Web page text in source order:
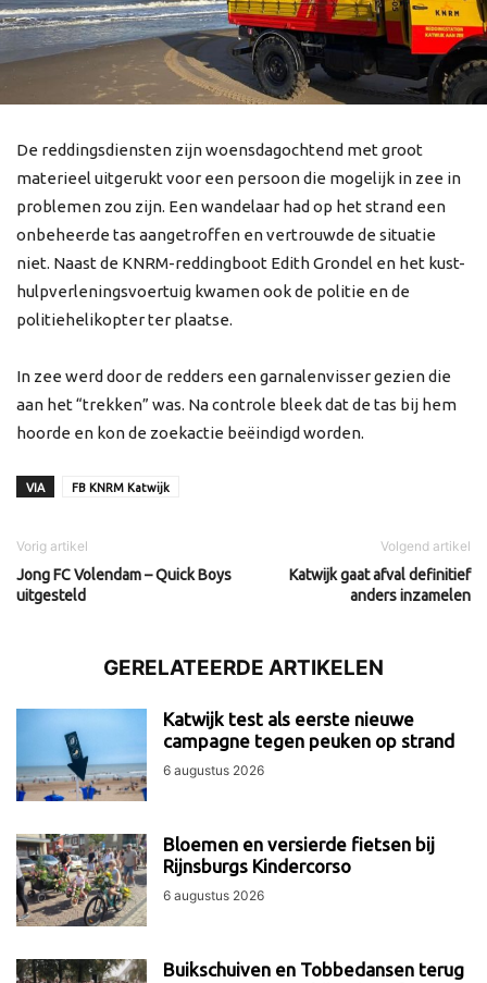
De reddingsdiensten zijn woensdagochtend met groot
materieel uitgerukt voor een persoon die mogelijk in zee in
problemen zou zijn. Een wandelaar had op het strand een
onbeheerde tas aangetroffen en vertrouwde de situatie
niet. Naast de KNRM-reddingboot Edith Grondel en het kust-
hulpverleningsvoertuig kwamen ook de politie en de
politiehelikopter ter plaatse.
In zee werd door de redders een garnalenvisser gezien die
aan het “trekken” was. Na controle bleek dat de tas bij hem
hoorde en kon de zoekactie beëindigd worden.
VIA FB KNRM Katwijk
Vorig artikel
Jong FC Volendam – Quick Boys
uitgesteld
Volgend artikel
Katwijk gaat afval definitief
anders inzamelen
GERELATEERDE ARTIKELEN
Katwijk test als eerste nieuwe
campagne tegen peuken op strand
6 augustus 2026
Bloemen en versierde fietsen bij
Rijnsburgs Kindercorso
6 augustus 2026
Buikschuiven en Tobbedansen terug